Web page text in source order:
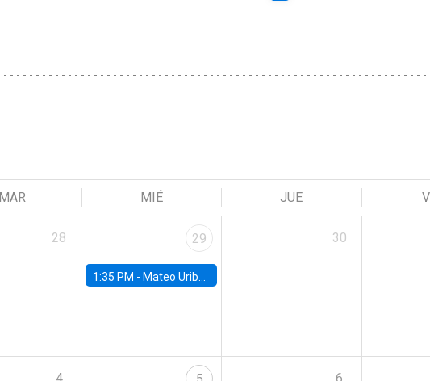
MAR MIÉ JUE
28 29
1:35 PM - Mateo Uribe-Castro, Universidad de los Andes (Colombia)
30